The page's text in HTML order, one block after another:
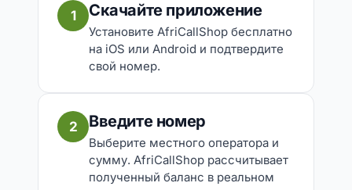
1 Скачайте приложение
Установите AfriCallShop бесплатно
на iOS или Android и подтвердите
свой номер.
2 Введите номер
Выберите местного оператора и
сумму. AfriCallShop рассчитывает
полученный баланс в реальном